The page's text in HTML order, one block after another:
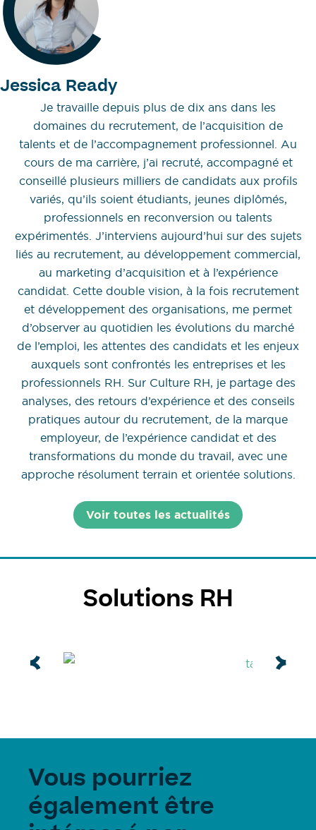
Jessica Ready
Je travaille depuis plus de dix ans dans les
domaines du recrutement, de l’acquisition de
talents et de l’accompagnement professionnel. Au
cours de ma carrière, j’ai recruté, accompagné et
conseillé plusieurs milliers de candidats aux profils
variés, qu’ils soient étudiants, jeunes diplômés,
professionnels en reconversion ou talents
expérimentés. J’interviens aujourd’hui sur des sujets
liés au recrutement, au développement commercial,
au marketing d’acquisition et à l’expérience
candidat. Cette double vision, à la fois recrutement
et développement des organisations, me permet
d’observer au quotidien les évolutions du marché
de l’emploi, les attentes des candidats et les enjeux
auxquels sont confrontés les entreprises et les
professionnels RH. Sur Culture RH, je partage des
analyses, des retours d’expérience et des conseils
pratiques autour du recrutement, de la marque
employeur, de l’expérience candidat et des
transformations du monde du travail, avec une
approche résolument terrain et orientée solutions.
Voir toutes les actualités
Solutions RH
Vous pourriez
également être